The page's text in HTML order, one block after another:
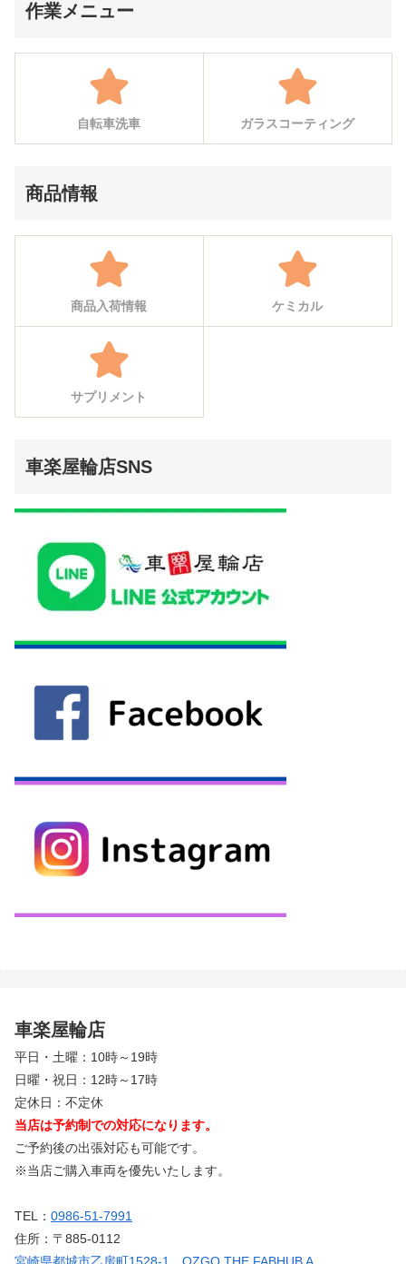
作業メニュー
自転車洗車 ガラスコーティング
商品情報
商品入荷情報 ケミカル
サプリメント
車楽屋輪店SNS
車楽屋輪店
平日・土曜：10時～19時
日曜・祝日：12時～17時
定休日：不定休
当店は予約制での対応になります。
ご予約後の出張対応も可能です。
※当店ご購入車両を優先いたします。
TEL： 0986-51-7991
住所：〒885-0112
宮崎県都城市乙房町1528-1 OZGO THE FABHUB A